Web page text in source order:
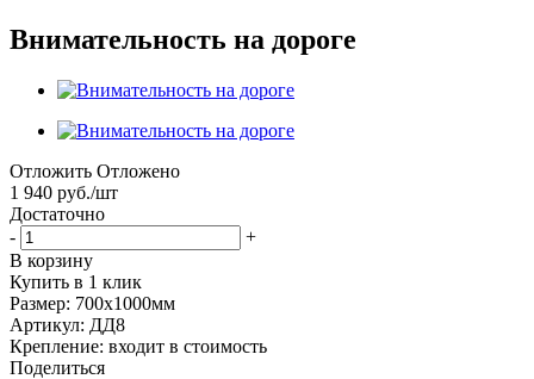
Внимательность на дороге
Отложить Отложено
1 940 руб./шт
Достаточно
-
+
В корзину
Купить в 1 клик
Размер: 700х1000мм
Артикул: ДД8
Крепление: входит в стоимость
Поделиться